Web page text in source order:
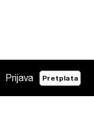
Prijava Pretplata